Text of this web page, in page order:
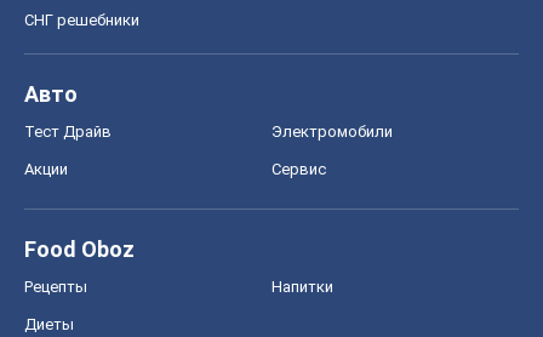
СНГ решебники
Авто
Тест Драйв Электромобили
Акции Сервис
Food Oboz
Рецепты Напитки
Диеты